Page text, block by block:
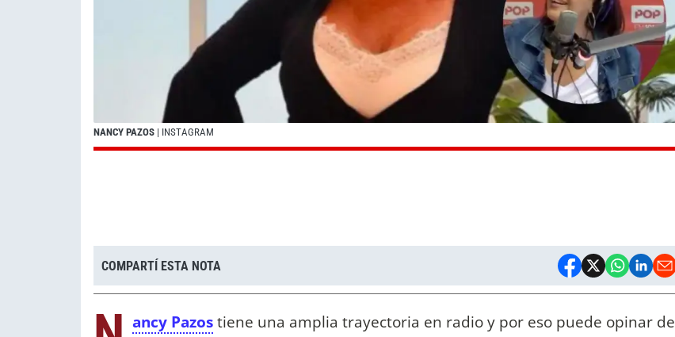
NANCY PAZOS | INSTAGRAM
COMPARTÍ ESTA NOTA
ancy Pazostiene una amplia trayectoria en radio y por eso puede opinar de